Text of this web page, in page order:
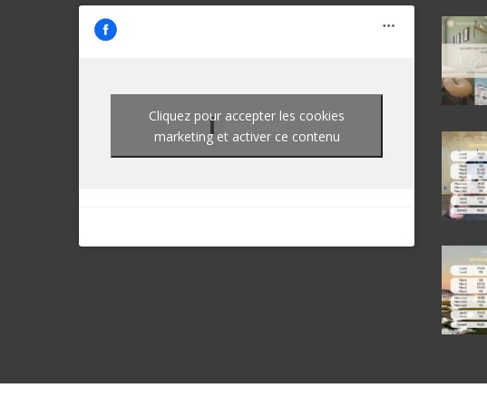
Yoga SAM
Cliquez pour accepter les cookies
marketing et activer ce contenu